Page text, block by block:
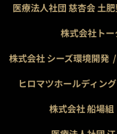
医療法人社団 慈杏会 土
株式会社ト
株式会社 シーズ環境開発
ヒロマツホールディン
株式会社 船場組